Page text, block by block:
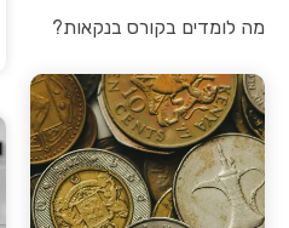
מה לומדים בקורס בנקאות?